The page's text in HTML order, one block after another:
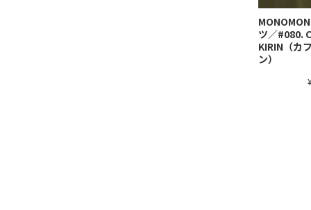
ツ／#080.
KIRIN（カ
ン）